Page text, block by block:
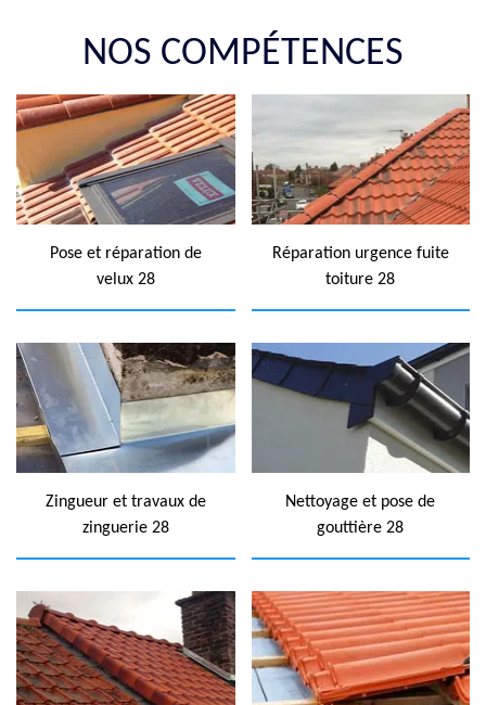
NOS COMPÉTENCES
Pose et réparation de
velux 28
Réparation urgence fuite
toiture 28
Zingueur et travaux de
zinguerie 28
Nettoyage et pose de
gouttière 28